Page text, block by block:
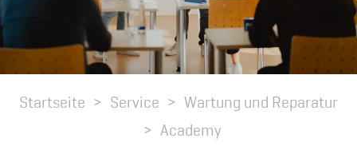
Startseite Service
Wartung und Reparatur
Academy